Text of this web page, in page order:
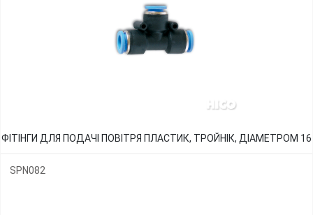
ФІТІНГИ ДЛЯ ПОДАЧІ ПОВІТРЯ ПЛАСТИК, ТРОЙНІК, ДІАМЕТРОМ 16
SPN082